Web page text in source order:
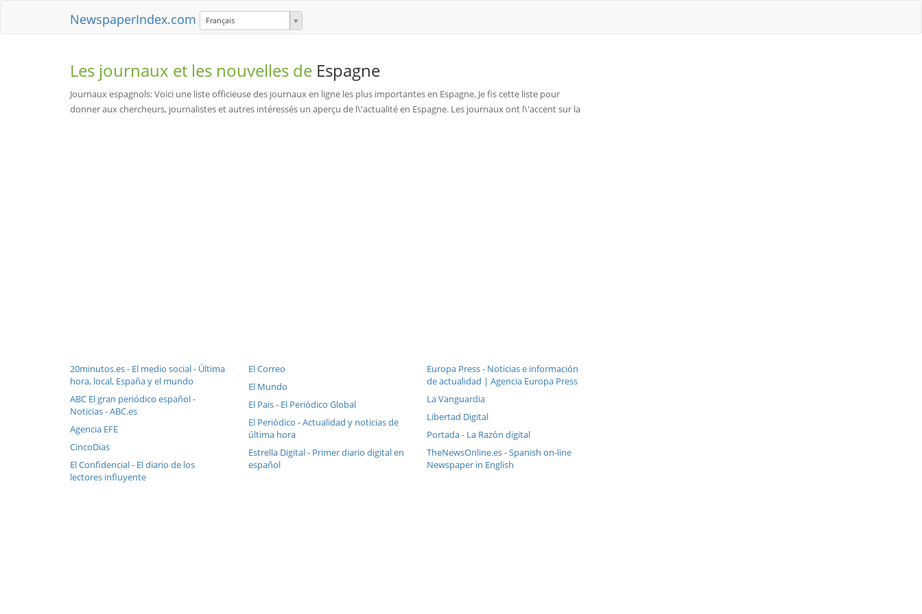
NewspaperIndex.com Français
Les journaux et les nouvelles de Espagne
Journaux espagnols: Voici une liste officieuse des journaux en ligne les plus importantes en Espagne. Je fis cette liste pour
donner aux chercheurs, journalistes et autres intéressés un aperçu de l\'actualité en Espagne. Les journaux ont l\'accent sur la
20minutos.es - El medio social - Última
hora, local, España y el mundo
ABC El gran periódico español -
Noticias - ABC.es
Agencia EFE
CincoDias
El Confidencial - El diario de los
lectores influyente
El Correo
El Mundo
El Pais - El Periódico Global
El Periódico - Actualidad y noticias de
última hora
Estrella Digital - Primer diario digital en
español
Europa Press - Noticias e información
de actualidad | Agencia Europa Press
La Vanguardia
Libertad Digital
Portada - La Razón digital
TheNewsOnline.es - Spanish on-line
Newspaper in English